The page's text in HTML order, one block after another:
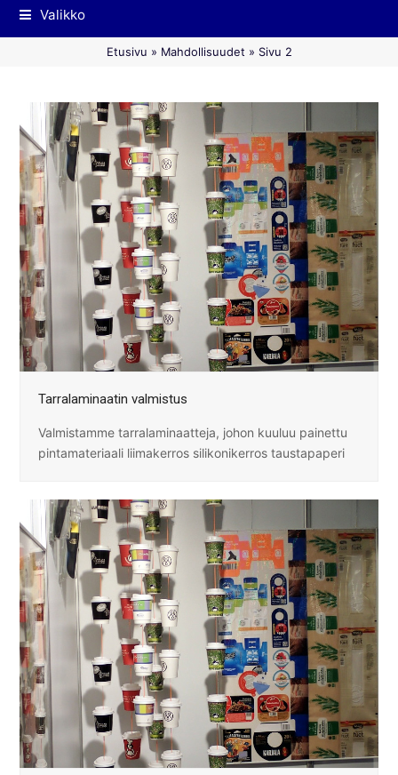
Valikko
Etusivu » Mahdollisuudet » Sivu 2
Tarralaminaatin valmistus
Valmistamme tarralaminaatteja, johon kuuluu painettu
pintamateriaali liimakerros silikonikerros taustapaperi